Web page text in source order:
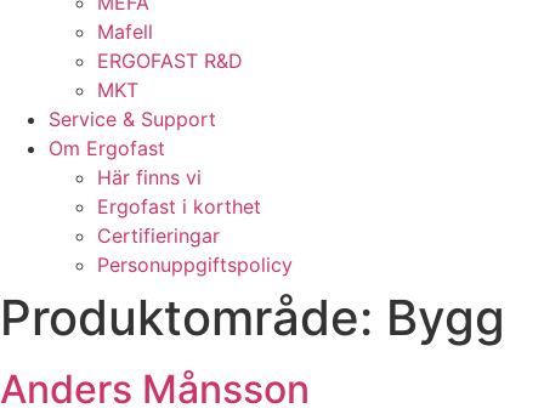
Mafell
ERGOFAST R&D
MKT
Service & Support
Om Ergofast
Här finns vi
Ergofast i korthet
Certifieringar
Personuppgiftspolicy
Produktområde: Bygg
Anders Månsson